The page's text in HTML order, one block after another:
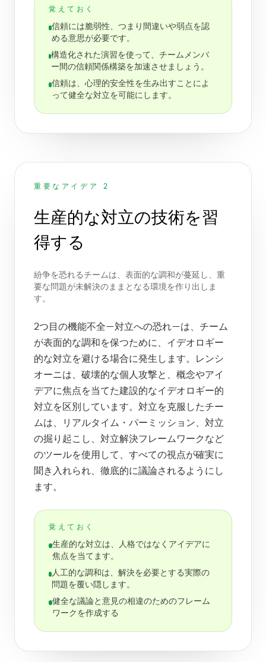
覚えておく
信頼には脆弱性、つまり間違いや弱点を認
める意思が必要です。
構造化された演習を使って、チームメンバ
ー間の信頼関係構築を加速させましょう。
信頼は、心理的安全性を生み出すことによ
って健全な対立を可能にします。
重要なアイデア 2
生産的な対立の技術を習
得する
紛争を恐れるチームは、表面的な調和が蔓延し、重
要な問題が未解決のままとなる環境を作り出しま
す。
2つ目の機能不全—対立への恐れ—は、チーム
が表面的な調和を保つために、イデオロギー
的な対立を避ける場合に発生します。レンシ
オーニは、破壊的な個人攻撃と、概念やアイ
デアに焦点を当てた建設的なイデオロギー的
対立を区別しています。対立を克服したチー
ムは、リアルタイム・パーミッション、対立
の掘り起こし、対立解決フレームワークなど
のツールを使用して、すべての視点が確実に
聞き入れられ、徹底的に議論されるようにし
ます。
覚えておく
生産的な対立は、人格ではなくアイデアに
焦点を当てます。
人工的な調和は、解決を必要とする実際の
問題を覆い隠します。
健全な議論と意見の相違のためのフレーム
ワークを作成する